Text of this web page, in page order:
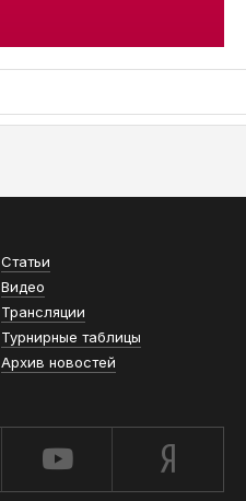
Статьи
Видео
Трансляции
Турнирные таблицы
Архив новостей